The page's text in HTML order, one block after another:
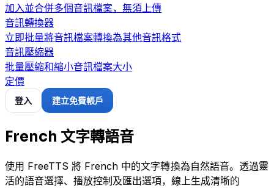
加入並合併多個音訊檔案，無須上傳
音訊轉換器
立即批量將音訊檔案轉換為其他音訊格式
音訊壓縮器
批量壓縮和縮小音訊檔案大小
定價
登入 建立免費帳戶
French 文字轉語音
使用 FreeTTS 將 French 中的文字轉換為自然語音。透過靈
活的語音選擇、播放控制及匯出選項，線上生成清晰的